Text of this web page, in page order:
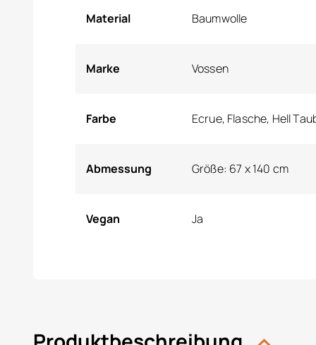
Material Baumwolle
Marke Vossen
Farbe Ecrue, Flasche, Hell
Abmessung Größe: 67 x 140 cm
Vegan Ja